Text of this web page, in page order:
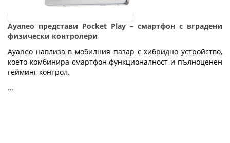
Ayaneo представи Pocket Play – смартфон с вградени
физически контролери
Ayaneo навлиза в мобилния пазар с хибридно устройство,
което комбинира смартфон функционалност и пълноценен
гейминг контрол.
…